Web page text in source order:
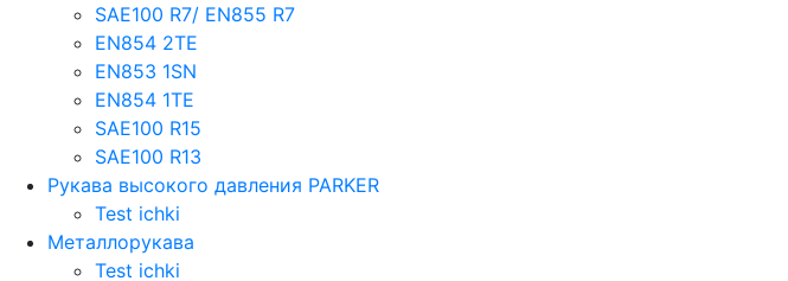
SAE100 R7/ EN855 R7
EN854 2TE
EN853 1SN
EN854 1TE
SAE100 R15
SAE100 R13
Рукава высокого давления PARKER
Test ichki
Металлорукава
Test ichki